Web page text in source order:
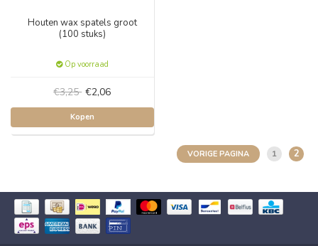
Houten wax spatels groot
(100 stuks)
Op voorraad
€3,25 €2,06
Kopen
VORIGE PAGINA 1 2